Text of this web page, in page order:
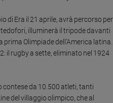
di Era il 21 aprile, avrà percorso per
illuminerà il tripode davanti
Olimpiade dell’America latina.
il rugby a sette, eliminato nel 1924
contese da 10.500 atleti, tanti
del villaggio olimpico, che al